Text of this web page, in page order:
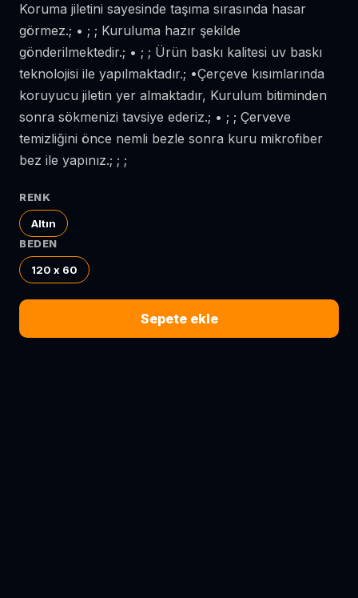
Koruma jiletini sayesinde taşıma sırasında hasar
görmez.; • ; ; Kuruluma hazır şekilde
gönderilmektedir.; • ; ; Ürün baskı kalitesi uv baskı
teknolojisi ile yapılmaktadır.; •Çerçeve kısımlarında
koruyucu jiletin yer almaktadır, Kurulum bitiminden
sonra sökmenizi tavsiye ederiz.; • ; ; Çerveve
temizliğini önce nemli bezle sonra kuru mikrofiber
bez ile yapınız.; ; ;
RENK
Altın
BEDEN
120 x 60
Sepete ekle